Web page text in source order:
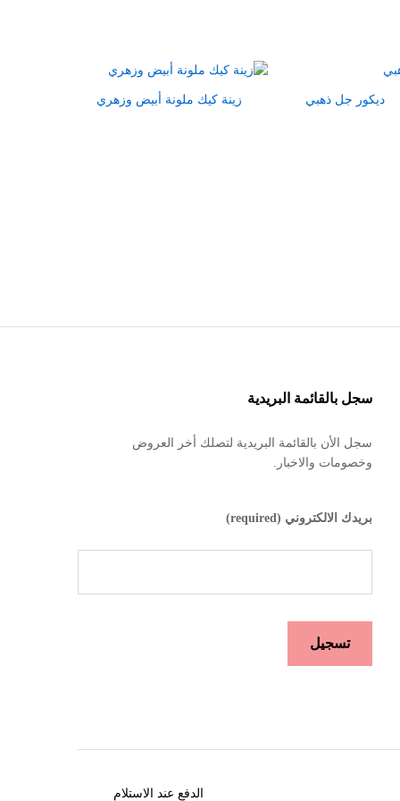
ديكور جل ذهبي زينة كيك ملونة أبيض وزهري
سجل بالقائمة البريدية
سجل الأن بالقائمة البريدية لتصلك أخر العروض
وخصومات والاخبار.
بريدك الالكتروني (required)
الدفع عند الاستلام